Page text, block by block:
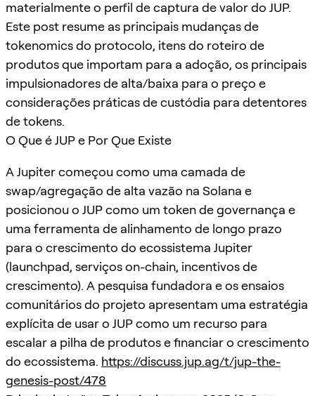
materialmente o perfil de captura de valor do JUP.
Este post resume as principais mudanças de
tokenomics do protocolo, itens do roteiro de
produtos que importam para a adoção, os principais
impulsionadores de alta/baixa para o preço e
considerações práticas de custódia para detentores
de tokens.
O Que é JUP e Por Que Existe
A Jupiter começou como uma camada de
swap/agregação de alta vazão na Solana e
posicionou o JUP como um token de governança e
uma ferramenta de alinhamento de longo prazo
para o crescimento do ecossistema Jupiter
(launchpad, serviços on-chain, incentivos de
crescimento). A pesquisa fundadora e os ensaios
comunitários do projeto apresentam uma estratégia
explícita de usar o JUP como um recurso para
escalar a pilha de produtos e financiar o crescimento
do ecossistema. https://discuss.jup.ag/t/jup-the-
genesis-post/478